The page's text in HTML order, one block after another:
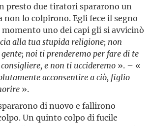
presto due tiratori spararono un
non lo colpirono. Egli fece il segno
momento uno dei capi gli si avvicinò
alla tua stupida religione; non
noi ti prenderemo per fare di te
e non ti uccideremo ». – «
acconsentire a ciò, figlio
».
di nuovo e fallirono
Un quinto colpo di fucile